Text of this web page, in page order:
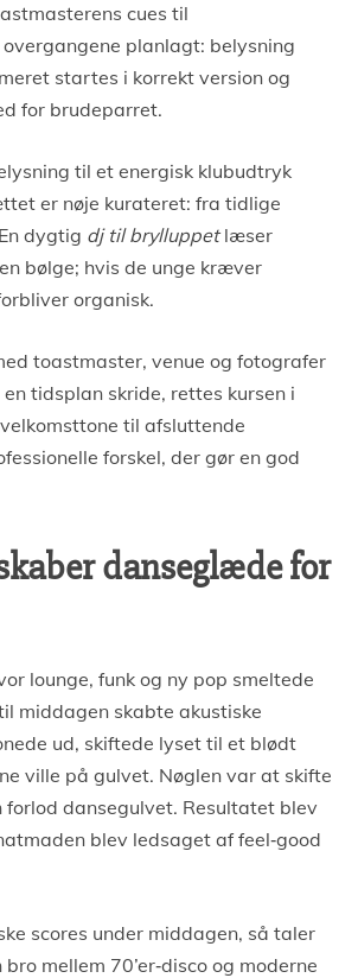
cues til
planlagt: belysning
startes i korrekt version og
for brudeparret.
til et energisk klubudtryk
er nøje kurateret: fra tidlige
dygtig dj til brylluppetlæser
bølge; hvis de unge kræver
organisk.
toastmaster, venue og fotografer
tidsplan skride, rettes kursen i
til afsluttende
forskel, der gør en god
danseglæde for
lounge, funk og ny pop smeltede
middagen skabte akustiske
ud, skiftede lyset til et blødt
ville på gulvet. Nøglen var at skifte
dansegulvet. Resultatet blev
blev ledsaget af feel‑good
scores under middagen, så taler
mellem 70’er‑disco og moderne